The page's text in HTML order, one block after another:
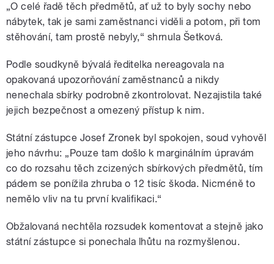
„O celé řadě těch předmětů, ať už to byly sochy nebo
nábytek, tak je sami zaměstnanci viděli a potom, při tom
stěhování, tam prostě nebyly,“ shrnula Šetková.
Podle soudkyně bývalá ředitelka nereagovala na
opakovaná upozorňování zaměstnanců a nikdy
nenechala sbírky podrobně zkontrolovat. Nezajistila také
jejich bezpečnost a omezený přístup k nim.
Státní zástupce Josef Zronek byl spokojen, soud vyhověl
jeho návrhu: „Pouze tam došlo k marginálním úpravám
co do rozsahu těch zcizených sbírkových předmětů, tím
pádem se ponížila zhruba o 12 tisíc škoda. Nicméně to
nemělo vliv na tu první kvalifikaci.“
Obžalovaná nechtěla rozsudek komentovat a stejně jako
státní zástupce si ponechala lhůtu na rozmyšlenou.